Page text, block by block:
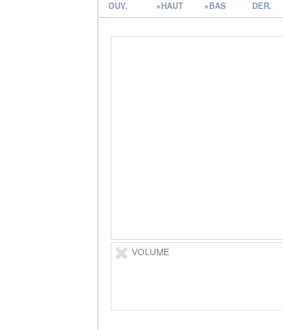
OUV. +HAUT +BAS DER.
VOLUME